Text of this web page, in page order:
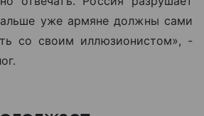
уже армяне должны сами
со своим иллюзионистом», -